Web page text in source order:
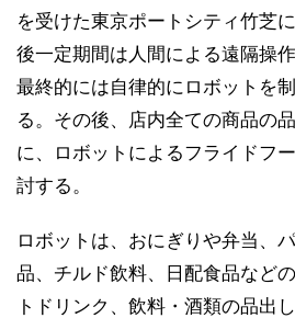
を受けた東京ポートシティ竹芝
後一定期間は人間による遠隔操
最終的には自律的にロボットを
る。その後、店内全ての商品の
に、ロボットによるフライドフ
討する。
ロボットは、おにぎりや弁当、
品、チルド飲料、日配食品など
トドリンク、飲料・酒類の品出